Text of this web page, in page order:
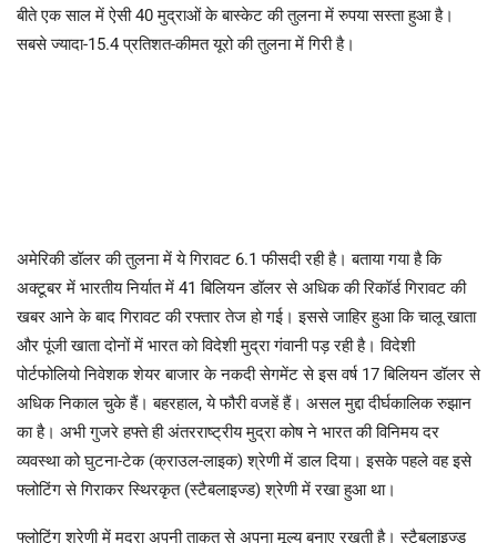
बीते एक साल में ऐसी 40 मुद्राओं के बास्केट की तुलना में रुपया सस्ता हुआ है।
सबसे ज्यादा-15.4 प्रतिशत-कीमत यूरो की तुलना में गिरी है।
अमेरिकी डॉलर की तुलना में ये गिरावट 6.1 फीसदी रही है। बताया गया है कि
अक्टूबर में भारतीय निर्यात में 41 बिलियन डॉलर से अधिक की रिकॉर्ड गिरावट की
खबर आने के बाद गिरावट की रफ्तार तेज हो गई। इससे जाहिर हुआ कि चालू खाता
और पूंजी खाता दोनों में भारत को विदेशी मुद्रा गंवानी पड़ रही है। विदेशी
पोर्टफोलियो निवेशक शेयर बाजार के नकदी सेगमेंट से इस वर्ष 17 बिलियन डॉलर से
अधिक निकाल चुके हैं। बहरहाल, ये फौरी वजहें हैं। असल मुद्दा दीर्घकालिक रुझान
का है। अभी गुजरे हफ्ते ही अंतरराष्ट्रीय मुद्रा कोष ने भारत की विनिमय दर
व्यवस्था को घुटना-टेक (क्राउल-लाइक) श्रेणी में डाल दिया। इसके पहले वह इसे
फ्लोटिंग से गिराकर स्थिरकृत (स्टैबलाइज्ड) श्रेणी में रखा हुआ था।
फ्लोटिंग श्रेणी में मुद्रा अपनी ताकत से अपना मूल्य बनाए रखती है। स्टैबलाइज्ड